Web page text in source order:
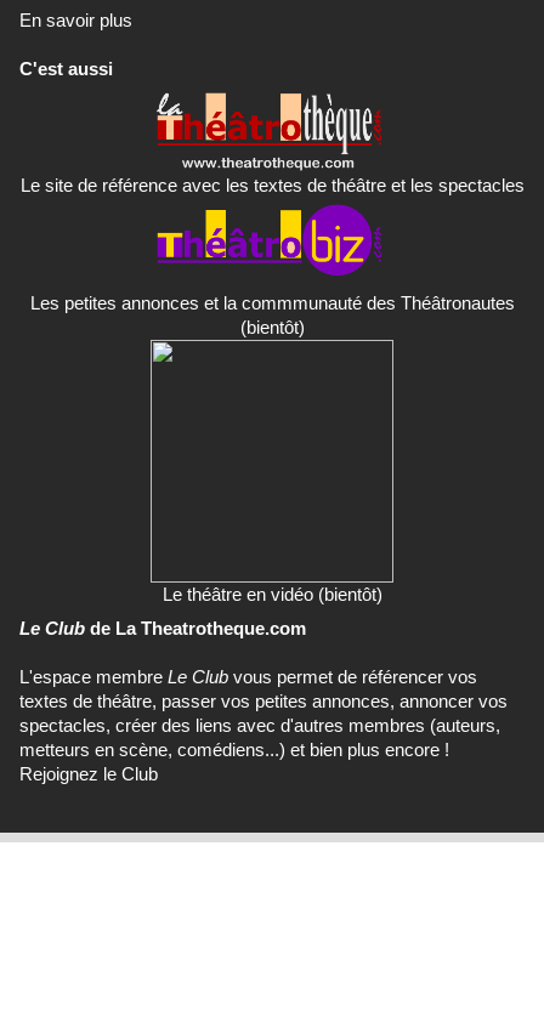
En savoir plus
C'est aussi
Le site de référence avec les textes de théâtre et les spectacles
Les petites annonces et la commmunauté des Théâtronautes
(bientôt)
Le théâtre en vidéo (bientôt)
Le Club de La Theatrotheque.com
L'espace membre Le Club vous permet de référencer vos
textes de théâtre, passer vos petites annonces, annoncer vos
spectacles, créer des liens avec d'autres membres (auteurs,
metteurs en scène, comédiens...) et bien plus encore !
Rejoignez le Club